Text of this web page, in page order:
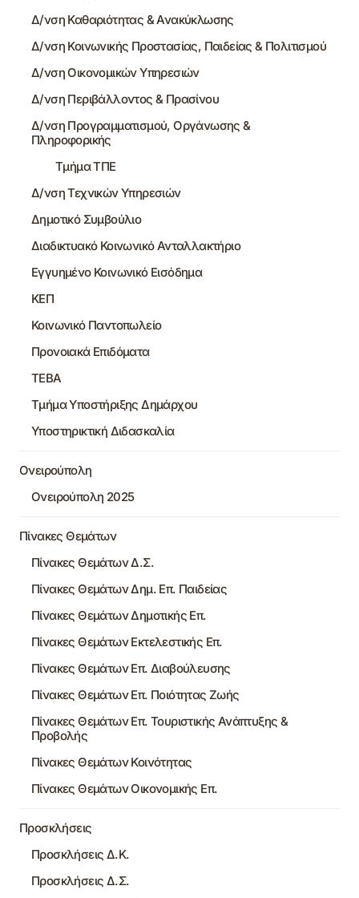
Δ/νση Καθαριότητας & Ανακύκλωσης
Δ/νση Κοινωνικής Προστασίας, Παιδείας & Πολιτισμού
Δ/νση Οικονομικών Υπηρεσιών
Δ/νση Περιβάλλοντος & Πρασίνου
Δ/νση Προγραμματισμού, Οργάνωσης &
Πληροφορικής
Τμήμα ΤΠΕ
Δ/νση Τεχνικών Υπηρεσιών
Δημοτικό Συμβούλιο
Διαδικτυακό Κοινωνικό Ανταλλακτήριο
Εγγυημένο Κοινωνικό Εισόδημα
ΚΕΠ
Κοινωνικό Παντοπωλείο
Προνοιακά Επιδόματα
ΤΕΒΑ
Τμήμα Υποστήριξης Δημάρχου
Υποστηρικτική Διδασκαλία
Ονειρούπολη
Ονειρούπολη 2025
Πίνακες Θεμάτων
Πίνακες Θεμάτων Δ.Σ.
Πίνακες Θεμάτων Δημ. Επ. Παιδείας
Πίνακες Θεμάτων Δημοτικής Επ.
Πίνακες Θεμάτων Εκτελεστικής Επ.
Πίνακες Θεμάτων Επ. Διαβούλευσης
Πίνακες Θεμάτων Επ. Ποιότητας Ζωής
Πίνακες Θεμάτων Επ. Τουριστικής Ανάπτυξης &
Προβολής
Πίνακες Θεμάτων Κοινότητας
Πίνακες Θεμάτων Οικονομικής Επ.
Προσκλήσεις
Προσκλήσεις Δ.Κ.
Προσκλήσεις Δ.Σ.